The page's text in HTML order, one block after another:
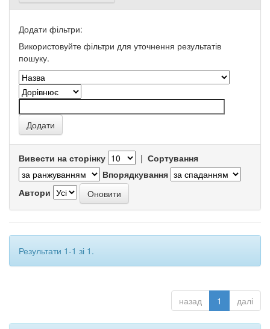
Додати фільтри:
Використовуйте фільтри для уточнення результатів
пошуку.
Вивести на сторінку | Сортування
Впорядкування
Автори
Результати 1-1 зі 1.
назад 1 далі